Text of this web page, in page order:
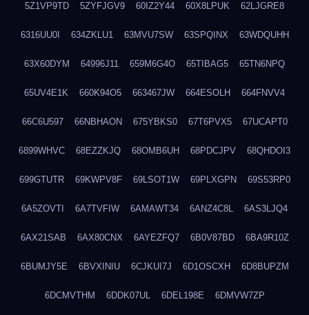
5Z1VP9TD 5ZYFJGV9 60IZ2Y44 60X8LPUK 62LJGRE8
6316UU0I 634ZKLU1 63MVU7SW 63SPQINX 63WDQUHH
63X60DYM 64996J11 659M6G4O 65TIBAG5 65TN6NPQ
65UV4E1K 660K94O5 663467JW 664ESOLH 664FNVV4
66C6U597 66NBHAON 675YBKS0 67T6PVX5 67UCAPT0
6899WHVC 68EZZKJQ 68OMB6UH 68PDCJPV 68QHDOI3
699GTUTR 69KWPV8F 69LSOT1W 69PLXGPN 69S53RP0
6A5ZOVTI 6A7TVFIW 6AMAWT34 6ANZ4C8L 6AS3LJQ4
6AX21SAB 6AX80CNX 6AYEZFQ7 6B0V87BD 6BA9R10Z
6BUMJY5E 6BVXINIU 6CJKUI7J 6D1OSCXH 6D8BUPZM
6DCMVTHM 6DDK07UL 6DEL198E 6DMVW7ZP